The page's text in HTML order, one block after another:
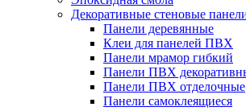
Декоративные стеновые
Панели деревянные
Клеи для панелей ПВХ
Панели мрамор гибкий
Панели ПВХ
Панели ПВХ отделочные
Панели самоклеящиеся